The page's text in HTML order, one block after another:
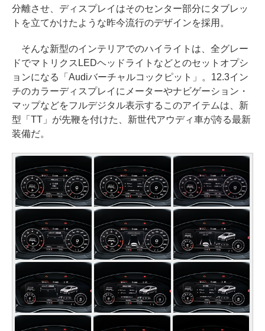
分離させ、ディスプレイはそのセンター部分にタブレッ
トを立てかけたような昨今流行のデザインを採用。
そんな新型のインテリアでのハイライトは、全グレー
ドでマトリクスLEDヘッドライトなどとのセットオプシ
ョンになる「Audiバーチャルコックピット」。12.3イン
チのカラーディスプレイにメーターやナビゲーション・
マップなどをフルデジタル表示するこのアイテムは、新
型「TT」が先鞭を付けた、新世代アウディ車が誇る最新
装備だ。